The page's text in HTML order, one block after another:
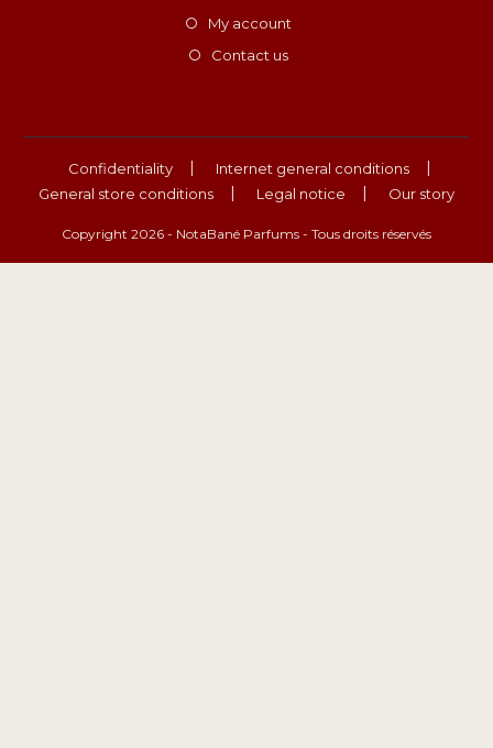
My account
Contact us
Confidentiality
Internet general conditions
General store conditions
Legal notice Our story
Copyright 2026 - NotaBané Parfums - Tous droits réservés